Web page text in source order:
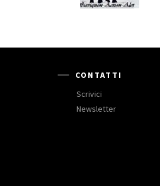
CONTATTI
Scrivici
Newsletter